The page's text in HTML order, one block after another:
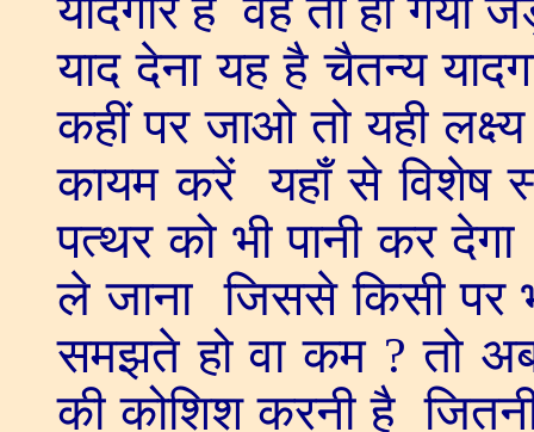
यादगार है वह तो हो
याद देना यह है चैतन्य
कहीं पर जाओ तो यही
कायम करें यहाँ से विशेष
पत्थर को भी पानी कर
ले जाना जिससे किसी पर
समझते हो वा कम ? तो
की कोशिश करनी है जितनी